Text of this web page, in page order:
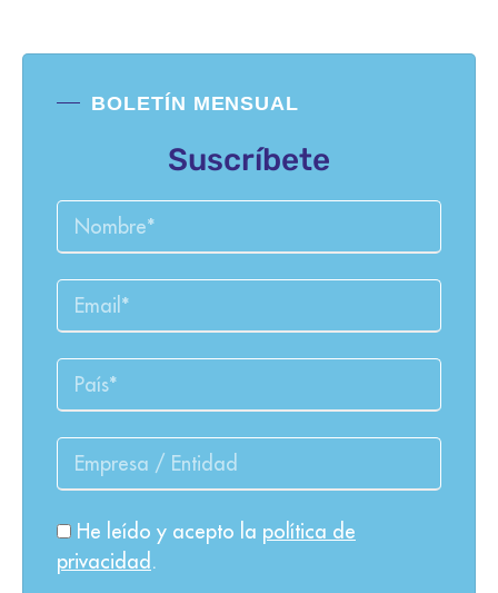
BOLETÍN MENSUAL
Suscríbete
He leído y acepto la política de
privacidad .